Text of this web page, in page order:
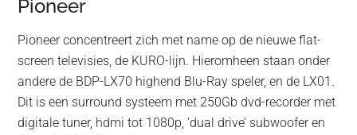
Pioneer
Pioneer concentreert zich met name op de nieuwe flat-
screen televisies, de KURO-lijn. Hieromheen staan onder
andere de BDP-LX70 highend Blu-Ray speler, en de LX01.
Dit is een surround systeem met 250Gb dvd-recorder met
digitale tuner, hdmi tot 1080p, ‘dual drive’ subwoofer en